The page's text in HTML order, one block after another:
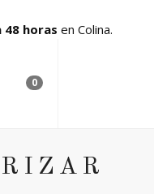
48 horas en Colina.
0